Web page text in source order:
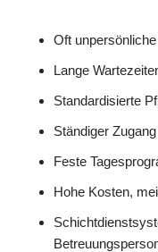
Oft
Lange
Standardisierte
Ständiger
Feste
Hohe Kosten,